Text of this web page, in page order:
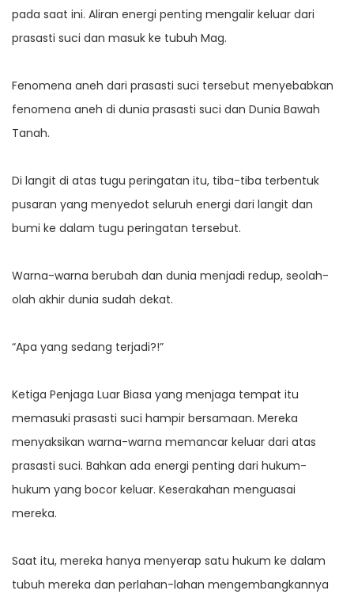
pada saat ini. Aliran energi penting mengalir keluar dari
prasasti suci dan masuk ke tubuh Mag.
Fenomena aneh dari prasasti suci tersebut menyebabkan
fenomena aneh di dunia prasasti suci dan Dunia Bawah
Tanah.
Di langit di atas tugu peringatan itu, tiba-tiba terbentuk
pusaran yang menyedot seluruh energi dari langit dan
bumi ke dalam tugu peringatan tersebut.
Warna-warna berubah dan dunia menjadi redup, seolah-
olah akhir dunia sudah dekat.
“Apa yang sedang terjadi?!”
Ketiga Penjaga Luar Biasa yang menjaga tempat itu
memasuki prasasti suci hampir bersamaan. Mereka
menyaksikan warna-warna memancar keluar dari atas
prasasti suci. Bahkan ada energi penting dari hukum-
hukum yang bocor keluar. Keserakahan menguasai
mereka.
Saat itu, mereka hanya menyerap satu hukum ke dalam
tubuh mereka dan perlahan-lahan mengembangkannya